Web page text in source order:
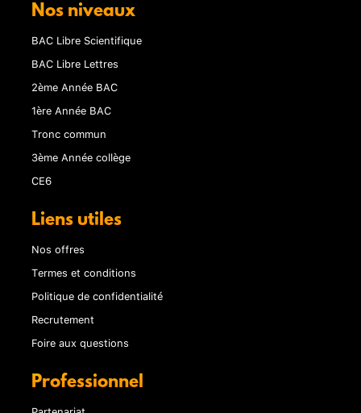
Nos niveaux
BAC Libre Scientifique
BAC Libre Lettres
2ème Année BAC
1ère Année BAC
Tronc commun
3ème Année collège
CE6
Liens utiles
Nos offres
Termes et conditions
Politique de confidentialité
Recrutement
Foire aux questions
Professionnel